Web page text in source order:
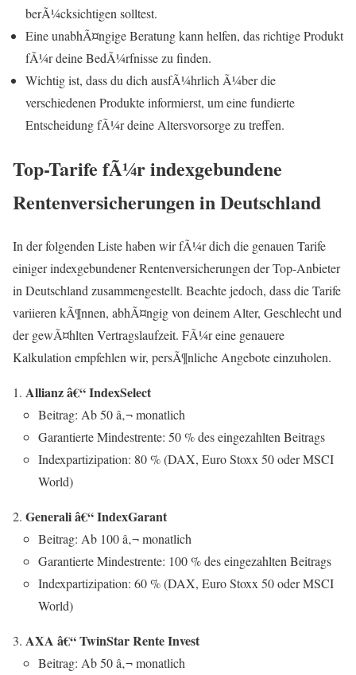
berÃ¼cksichtigen solltest.
Eine unabhÃ¤ngige Beratung kann helfen, das richtige Produkt
fÃ¼r deine BedÃ¼rfnisse zu finden.
Wichtig ist, dass du dich ausfÃ¼hrlich Ã¼ber die
verschiedenen Produkte informierst, um eine fundierte
Entscheidung fÃ¼r deine Altersvorsorge zu treffen.
Top-Tarife fÃ¼r indexgebundene
Rentenversicherungen in Deutschland
In der folgenden Liste haben wir fÃ¼r dich die genauen Tarife
einiger indexgebundener Rentenversicherungen der Top-Anbieter
in Deutschland zusammengestellt. Beachte jedoch, dass die Tarife
variieren kÃ¶nnen, abhÃ¤ngig von deinem Alter, Geschlecht und
der gewÃ¤hlten Vertragslaufzeit. FÃ¼r eine genauere
Kalkulation empfehlen wir, persÃ¶nliche Angebote einzuholen.
Allianz â€“ IndexSelect
Beitrag: Ab 50 â‚¬ monatlich
Garantierte Mindestrente: 50 % des eingezahlten Beitrags
Indexpartizipation: 80 % (DAX, Euro Stoxx 50 oder MSCI
World)
Generali â€“ IndexGarant
Beitrag: Ab 100 â‚¬ monatlich
Garantierte Mindestrente: 100 % des eingezahlten Beitrags
Indexpartizipation: 60 % (DAX, Euro Stoxx 50 oder MSCI
World)
AXA â€“ TwinStar Rente Invest
Beitrag: Ab 50 â‚¬ monatlich